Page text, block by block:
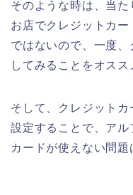
そのような時は、当
お店でクレジットカ
ではないので、一度
してみることをオスス
そして、クレジット
設定することで、アル
カードが使えない問題